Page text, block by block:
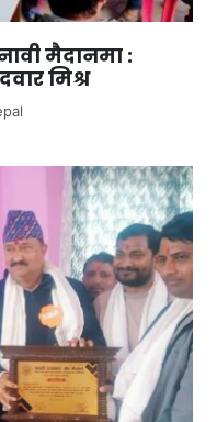
मैदानमा :
मिश्र